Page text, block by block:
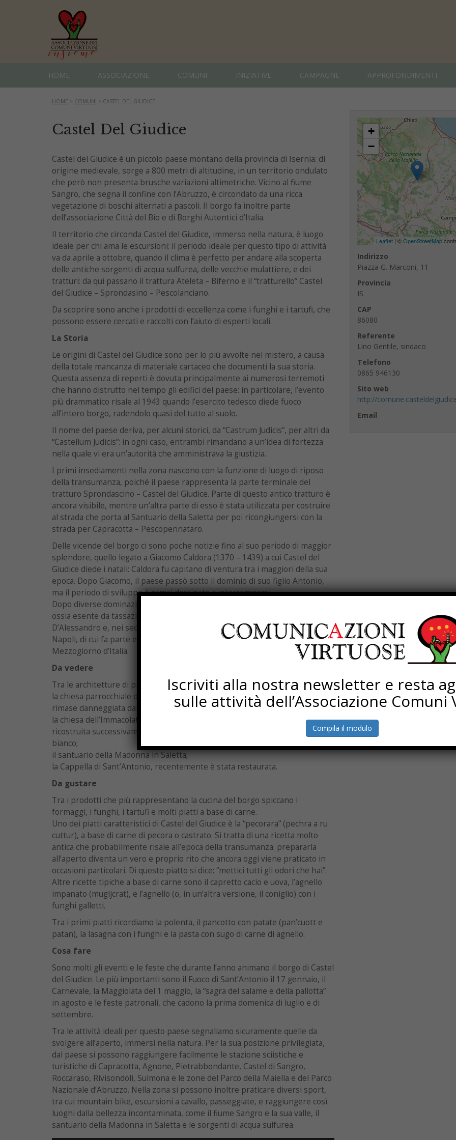
HOME ASSOCIAZIONE COMUNI INIZIATIVE CAMPAGNE APPROFONDIMENTI
HOME > COMUNI > CASTEL DEL GIUDICE
Castel Del Giudice
Castel del Giudice è un piccolo paese montano della provincia di Isernia: di
origine medievale, sorge a 800 metri di altitudine, in un territorio ondulato
che però non presenta brusche variazioni altimetriche. Vicino al fiume
Sangro, che segna il confine con l’Abruzzo, è circondato da una ricca
vegetazione di boschi alternati a pascoli. Il borgo fa inoltre parte
dell’associazione Città del Bio e di Borghi Autentici d’Italia.
Il territorio che circonda Castel del Giudice, immerso nella natura, è luogo
ideale per chi ama le escursioni: il periodo ideale per questo tipo di attività
va da aprile a ottobre, quando il clima è perfetto per andare alla scoperta
delle antiche sorgenti di acqua sulfurea, delle vecchie mulattiere, e dei
tratturi: da qui passano il trattura Ateleta – Biferno e il “tratturello” Castel
del Giudice – Sprondasino – Pescolanciano.
Da scoprire sono anche i prodotti di eccellenza come i funghi e i tartufi, che
possono essere cercati e raccolti con l’aiuto di esperti locali.
La Storia
Le origini di Castel del Giudice sono per lo più avvolte nel mistero, a causa
della totale mancanza di materiale cartaceo che documenti la sua storia.
Questa assenza di reperti è dovuta principalmente ai numerosi terremoti
che hanno distrutto nel tempo gli edifici del paese: in particolare, l’evento
più drammatico risale al 1943 quando l’esercito tedesco diede fuoco
all’intero borgo, radendolo quasi del tutto al suolo.
Il nome del paese deriva, per alcuni storici, da “Castrum Judicis”, per altri da
“Castellum Judicis”: in ogni caso, entrambi rimandano a un’idea di fortezza
nella quale vi era un’autorità che amministrava la giustizia.
I primi insediamenti nella zona nascono con la funzione di luogo di riposo
della transumanza, poiché il paese rappresenta la parte terminale del
tratturo Sprondascino – Castel del Giudice. Parte di questo antico tratturo è
ancora visibile, mentre un’altra parte di esso è stata utilizzata per costruire
al strada che porta al Santuario della Saletta per poi ricongiungersi con la
strada per Capracotta – Pescopennataro.
Delle vicende del borgo ci sono poche notizie fino al suo periodo di maggior
splendore, quello legato a Giacomo Caldora (1370 – 1439) a cui Castel del
Giudice diede i natali: Caldora fu capitano di ventura tra i maggiori della sua
epoca. Dopo Giacomo, il paese passò sotto il dominio di suo figlio Antonio,
ma il periodo di sviluppo è ormai destinato a interrompersi.
Dopo diverse dominazioni, nel 1629 il paese diventa una “camera riservata”,
ossia esente da tassazione; dal 1686 il paese passa alla famiglia
D’Alessandro e, nei secoli successivi, segue le vicissitudini del Regno di
Napoli, di cui fa parte e, successivamente, seguirà le sorti e lo sviluppo del
Mezzogiorno d’Italia.
Da vedere
Tra le architetture di pregio da visitare, segnaliamo:
la chiesa parrocchiale di San Nicola, in stile barocco: risale al XV-XVI secolo e
rimase danneggiata dal terremoto del 1984;
la chiesa dell’Immacolata: distrutta durante la guerra mondiale, è stata
ricostruita successivamente. L’interno ha due navate ed è completamente
bianco;
il santuario della Madonna in Saletta;
la Cappella di Sant’Antonio, recentemente è stata restaurata.
Da gustare
Tra i prodotti che più rappresentano la cucina del borgo spiccano i
formaggi, i funghi, i tartufi e molti piatti a base di carne.
Uno dei piatti caratteristici di Castel del Giudice è la “pecorara” (pechra a ru
cuttur), a base di carne di pecora o castrato. Si tratta di una ricetta molto
antica che probabilmente risale all’epoca della transumanza: prepararla
all’aperto diventa un vero e proprio rito che ancora oggi viene praticato in
occasioni particolari. Di questo piatto si dice: “mettici tutti gli odori che hai”.
Altre ricette tipiche a base di carne sono il capretto cacio e uova, l’agnello
impanato (mugljcrat), e l’agnello (o, in un’altra versione, il coniglio) con i
funghi galletti.
Tra i primi piatti ricordiamo la polenta, il pancotto con patate (pan’cuott e
patan), la lasagna con i funghi e la pasta con sugo di carne di agnello.
Cosa fare
Sono molti gli eventi e le feste che durante l’anno animano il borgo di Castel
del Giudice. Le più importanti sono il Fuoco di Sant’Antonio il 17 gennaio, il
Carnevale, la Maggiolata del 1 maggio, la “sagra del salame e della pallotta”
in agosto e le feste patronali, che cadono la prima domenica di luglio e di
settembre.
Tra le attività ideali per questo paese segnaliamo sicuramente quelle da
svolgere all’aperto, immersi nella natura. Per la sua posizione privilegiata,
dal paese si possono raggiungere facilmente le stazione sciistiche e
turistiche di Capracotta, Agnone, Pietrabbondante, Castel di Sangro,
Roccaraso, Rivisondoli, Sulmona e le zone del Parco della Maiella e del Parco
Nazionale d’Abruzzo. Nella zona si possono inoltre praticare diversi sport,
tra cui mountain bike, escursioni a cavallo, passeggiate, e raggiungere così
luoghi dalla bellezza incontaminata, come il fiume Sangro e la sua valle, il
santuario della Madonna in Saletta e le sorgenti di acqua sulfurea.
+
−
Leaflet| ©OpenStreetMap
Indirizzo
Piazza G. Marconi, 11
Provincia
IS
CAP
86080
Referente
Lino Gentile, sindaco
Telefono
0865 946130
Sito web
http://
Email
Iscriviti alla nostra newsletter e resta
sulle attività dell’Associazione Comuni
Compila il modulo